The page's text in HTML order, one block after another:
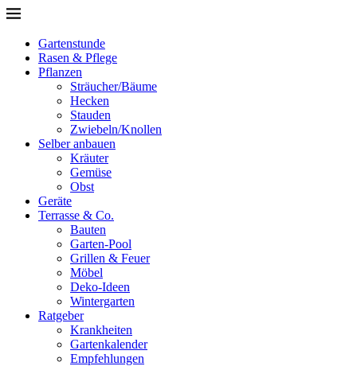
Gartenstunde
Rasen & Pflege
Pflanzen
Sträucher/Bäume
Hecken
Stauden
Zwiebeln/Knollen
Selber anbauen
Kräuter
Gemüse
Obst
Geräte
Terrasse & Co.
Bauten
Garten-Pool
Grillen & Feuer
Möbel
Deko-Ideen
Wintergarten
Ratgeber
Krankheiten
Gartenkalender
Empfehlungen